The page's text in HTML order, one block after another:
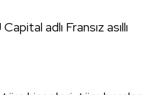
adlı Fransız asıllı